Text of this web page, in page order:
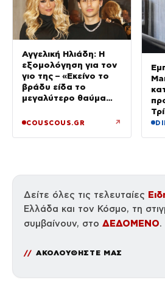
Αγγελική Ηλιάδη: Η
εξομολόγηση για τον
γιο της – «Εκείνο το
βράδυ είδα το
μεγαλύτερο θαύμα
COUSCOUS.GR ↗
Δείτε όλες τις τελευταίες
Ελλάδα και τον Κόσμο, τη
συμβαίνουν, στο ΔΕΔΟΜΕΝΟ.
ΑΚΟΛΟΥΘΗΣΤΕ ΜΑΣ